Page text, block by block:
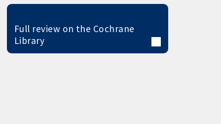
Full review on the Cochrane
Library